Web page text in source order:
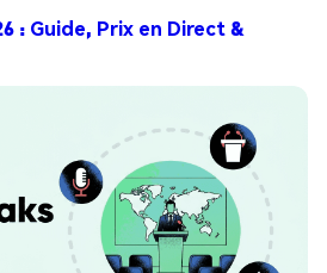
: Guide, Prix en Direct &